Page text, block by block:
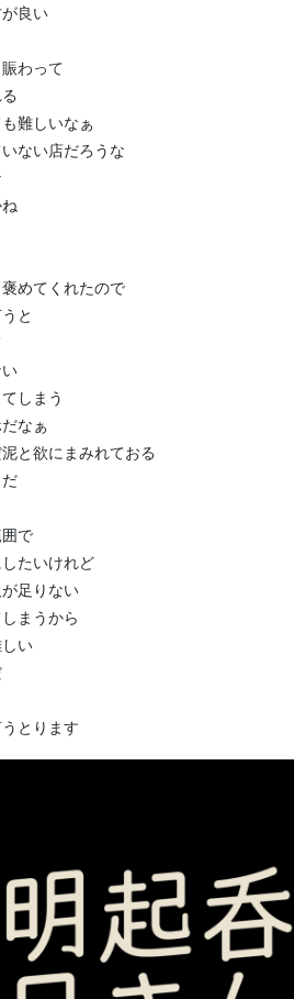
良い
わって
難しいなぁ
ない店だろうな
めてくれたので
と
しまう
なぁ
と欲にまみれておる
で
たいけれど
足りない
まうから
い
とります